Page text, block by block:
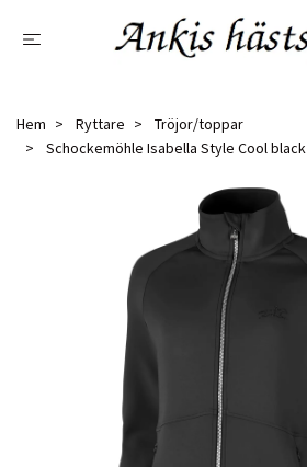
Hem Ryttare
Tröjor/toppar
Schockemöhle Isabella Style Cool black